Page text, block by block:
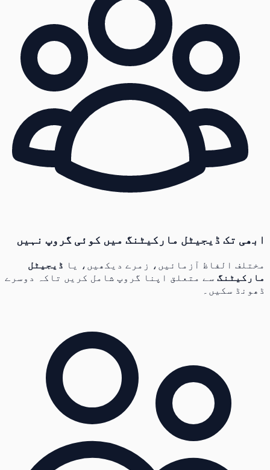
ابھی تک ڈیجیٹل مارکیٹنگ میں کوئی گروپ نہیں
مختلف الفاظ آزمائیں، زمرے دیکھیں، یا ڈیجیٹل
مارکیٹنگسے متعلق اپنا گروپ شامل کریں تاکہ دوسرے
ڈھونڈ سکیں۔